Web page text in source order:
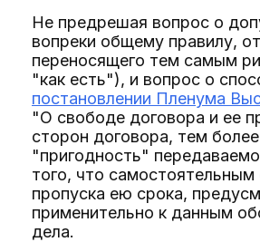
Не предрешая вопрос о
вопреки общему правилу,
переносящего тем самым
"как есть"), и вопрос о
постановлении Пленума
"О свободе договора и ее
сторон договора, тем
"пригодность"
того, что
пропуска ею срока,
применительно к данным
дела.